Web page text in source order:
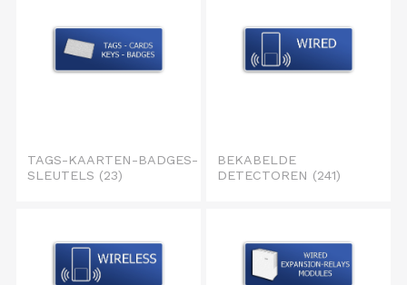
TAGS-KAARTEN-BADGES-
SLEUTELS (23)
BEKABELDE
DETECTOREN (241)